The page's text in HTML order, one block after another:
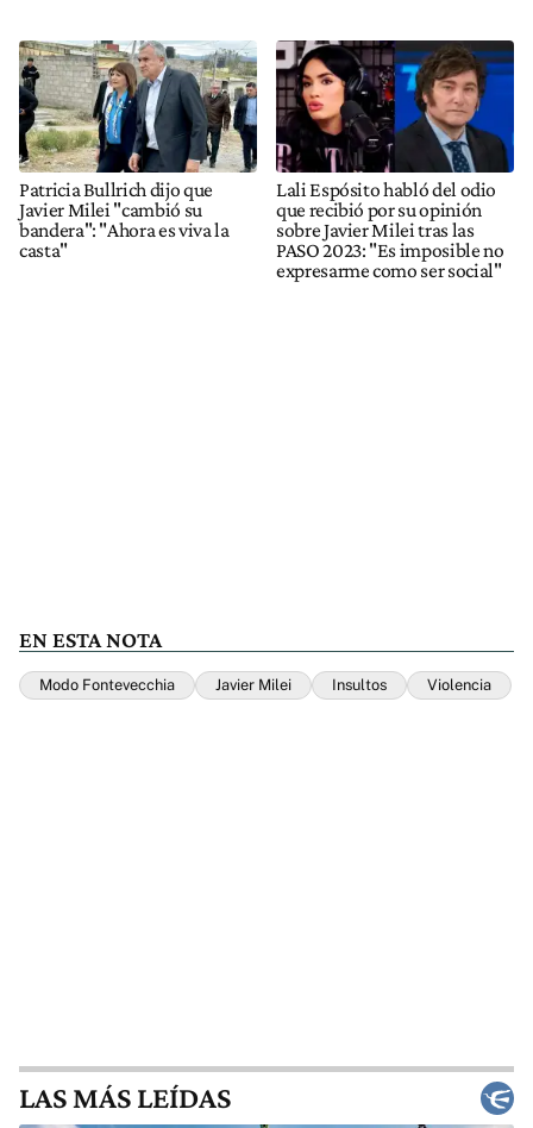
Patricia Bullrich dijo que
Javier Milei "cambió su
bandera": "Ahora es viva la
casta"
Lali Espósito habló del odio
que recibió por su opinión
sobre Javier Milei tras las
PASO 2023: "Es imposible no
expresarme como ser social"
EN ESTA NOTA
Modo Fontevecchia Javier Milei Insultos Violencia
LAS MÁS LEÍDAS